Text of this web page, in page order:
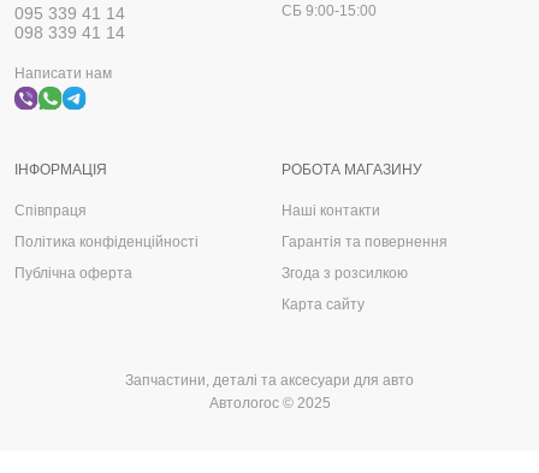
095 339 41 14
098 339 41 14
Написати нам
РОБОТА МАГАЗИНУ
Наші контакти
Гарантія та повернення
Згода з розсилкою
Карта сайту
ІНФОРМАЦІЯ
Співпраця
Політика конфіденційності
Публічна оферта
СБ 9:00-15:00
Запчастини, деталі та аксесуари для авто
Автологос © 2025